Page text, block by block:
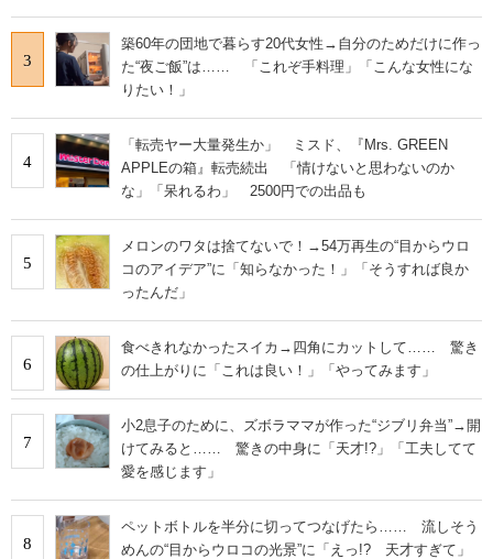
3
築60年の団地で暮らす20代女性→自分のためだけに作っ
た“夜ご飯”は…… 「これぞ手料理」「こんな女性にな
りたい！」
4
「転売ヤー大量発生か」 ミスド、『Mrs. GREEN
APPLEの箱』転売続出 「情けないと思わないのか
な」「呆れるわ」 2500円での出品も
5
メロンのワタは捨てないで！→54万再生の“目からウロ
コのアイデア”に「知らなかった！」「そうすれば良か
ったんだ」
6
食べきれなかったスイカ→四角にカットして…… 驚き
の仕上がりに「これは良い！」「やってみます」
7
小2息子のために、ズボラママが作った“ジブリ弁当”→開
けてみると…… 驚きの中身に「天才!?」「工夫してて
愛を感じます」
8
ペットボトルを半分に切ってつなげたら…… 流しそう
めんの“目からウロコの光景”に「えっ!? 天才すぎて」